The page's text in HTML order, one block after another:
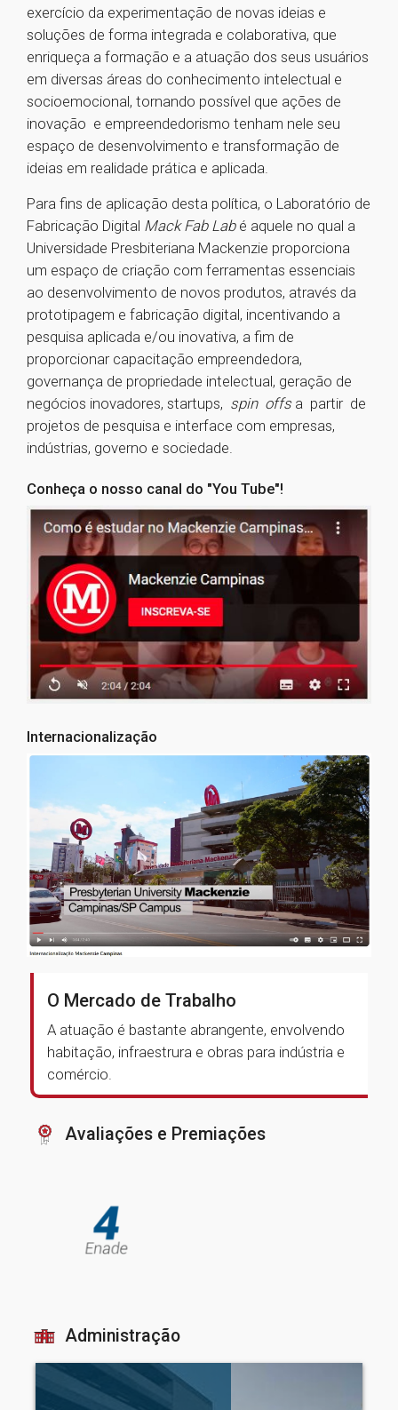
exercício da experimentação de novas ideias e
soluções de forma integrada e colaborativa, que
enriqueça a formação e a atuação dos seus usuários
em diversas áreas do conhecimento intelectual e
socioemocional, tornando possível que ações de
inovação e empreendedorismo tenham nele seu
espaço de desenvolvimento e transformação de
ideias em realidade prática e aplicada.
Para fins de aplicação desta política, o Laboratório de
Fabricação Digital Mack Fab Labé aquele no qual a
Universidade Presbiteriana Mackenzie proporciona
um espaço de criação com ferramentas essenciais
ao desenvolvimento de novos produtos, através da
prototipagem e fabricação digital, incentivando a
pesquisa aplicada e/ou inovativa, a fim de
proporcionar capacitação empreendedora,
governança de propriedade intelectual, geração de
negócios inovadores, startups, spin offsa partir de
projetos de pesquisa e interface com empresas,
indústrias, governo e sociedade.
Conheça o nosso canal do "You Tube"!
Internacionalização
O Mercado de Trabalho
A atuação é bastante abrangente, envolvendo
habitação, infraestrura e obras para indústria e
comércio.
Avaliações e Premiações
Administração